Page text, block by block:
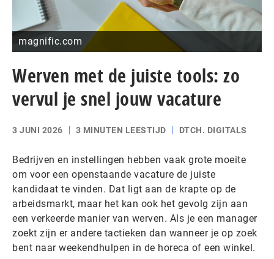
magnific.com
Werven met de juiste tools: zo
vervul je snel jouw vacature
3 JUNI 2026 3 MINUTEN LEESTIJD DTCH. DIGITALS
Bedrijven en instellingen hebben vaak grote moeite
om voor een openstaande vacature de juiste
kandidaat te vinden. Dat ligt aan de krapte op de
arbeidsmarkt, maar het kan ook het gevolg zijn aan
een verkeerde manier van werven. Als je een manager
zoekt zijn er andere tactieken dan wanneer je op zoek
bent naar weekendhulpen in de horeca of een winkel.